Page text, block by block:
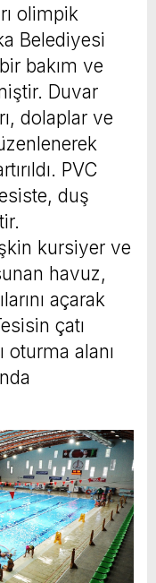
olimpik
Belediyesi
bakım ve
Duvar
dolaplar ve
PVC
duş
kursiyer ve
havuz,
açarak
çatı
oturma alanı